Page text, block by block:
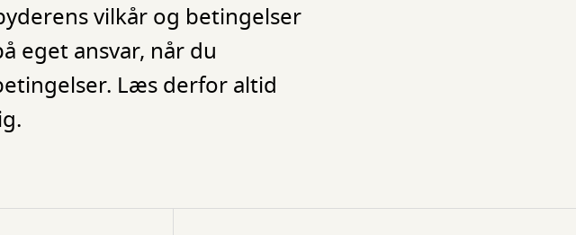
vilkår og betingelser
eget ansvar, når du
Læs derfor altid